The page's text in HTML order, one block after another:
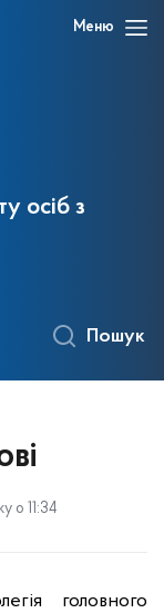
Меню
осіб з
Пошук
о 11:34
головного